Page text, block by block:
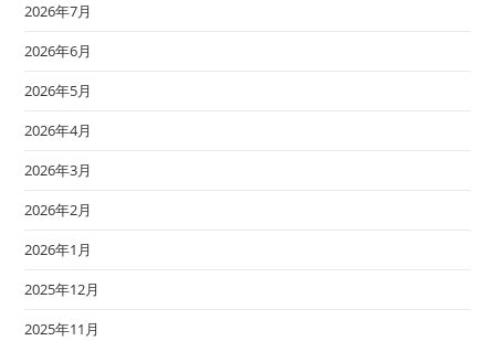
2026年7月
2026年6月
2026年5月
2026年4月
2026年3月
2026年2月
2026年1月
2025年12月
2025年11月